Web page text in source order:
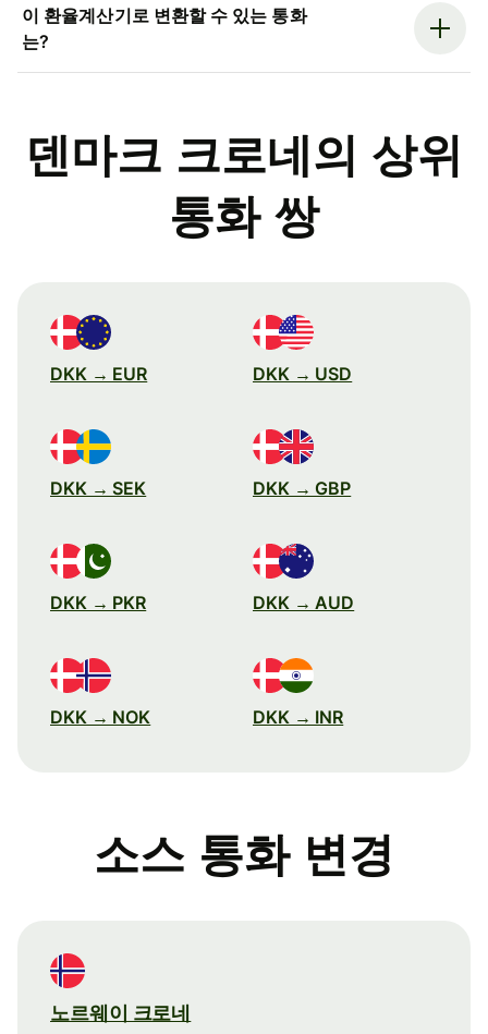
이 환율계산기로 변환할 수 있는 통화
는?
덴마크 크로네의 상위
통화 쌍
DKK → EUR DKK → USD
DKK → SEK DKK → GBP
DKK → PKR DKK → AUD
DKK → NOK DKK → INR
소스 통화 변경
노르웨이 크로네